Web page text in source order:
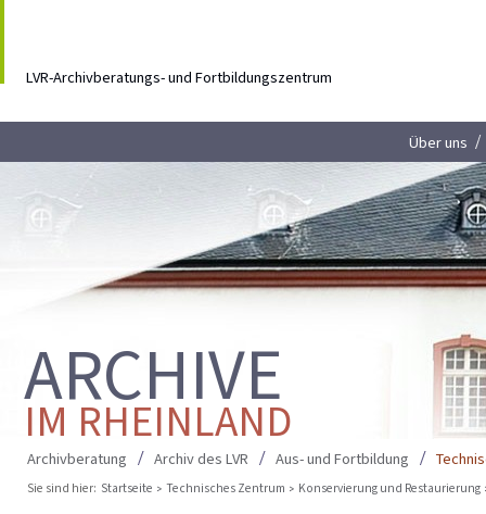
LVR-Archivberatungs- und Fortbildungszentrum
Über uns
ARCHIVE
IM RHEINLAND
Archivberatung Archiv des LVR Aus- und Fortbildung
Sie sind hier: Startseite Technisches Zentrum Konservierung und Restaurierung